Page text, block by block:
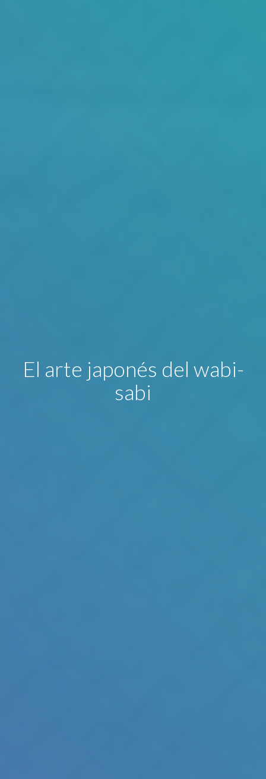
El arte japonés del wabi-
sabi